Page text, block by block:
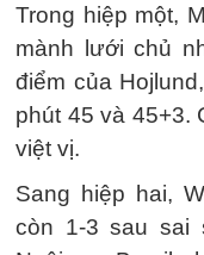
Trong hiệp một,
mành lưới chủ
điểm của
phút 45 và 45+3.
việt vị.
Sang hiệp hai,
còn 1-3 sau sai